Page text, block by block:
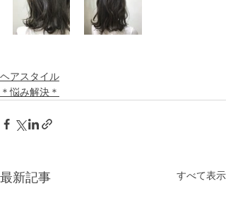
ヘアスタイル
＊悩み解決＊
最新記事 すべて表示